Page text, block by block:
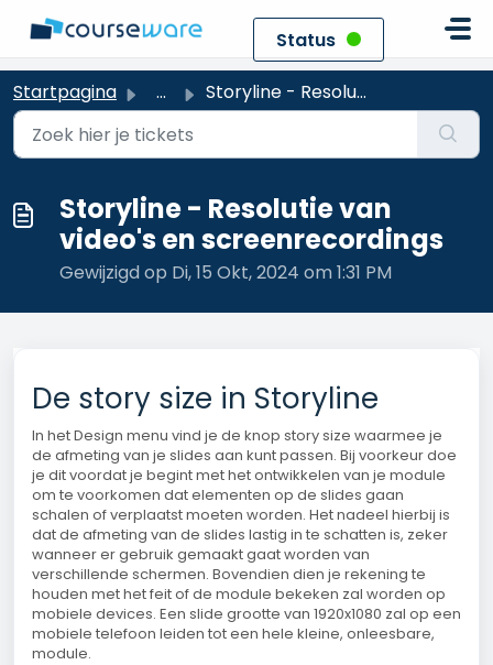
Status
Startpagina ... Storyline - Resolutie van video's en screenrecordings
Storyline - Resolutie van
video's en screenrecordings
Gewijzigd op Di, 15 Okt, 2024 om 1:31 PM
De story size in Storyline
In het Design menu vind je de knop story size waarmee je
de afmeting van je slides aan kunt passen. Bij voorkeur doe
je dit voordat je begint met het ontwikkelen van je module
om te voorkomen dat elementen op de slides gaan
schalen of verplaatst moeten worden. Het nadeel hierbij is
dat de afmeting van de slides lastig in te schatten is, zeker
wanneer er gebruik gemaakt gaat worden van
verschillende schermen. Bovendien dien je rekening te
houden met het feit of de module bekeken zal worden op
mobiele devices. Een slide grootte van 1920x1080 zal op een
mobiele telefoon leiden tot een hele kleine, onleesbare,
module.